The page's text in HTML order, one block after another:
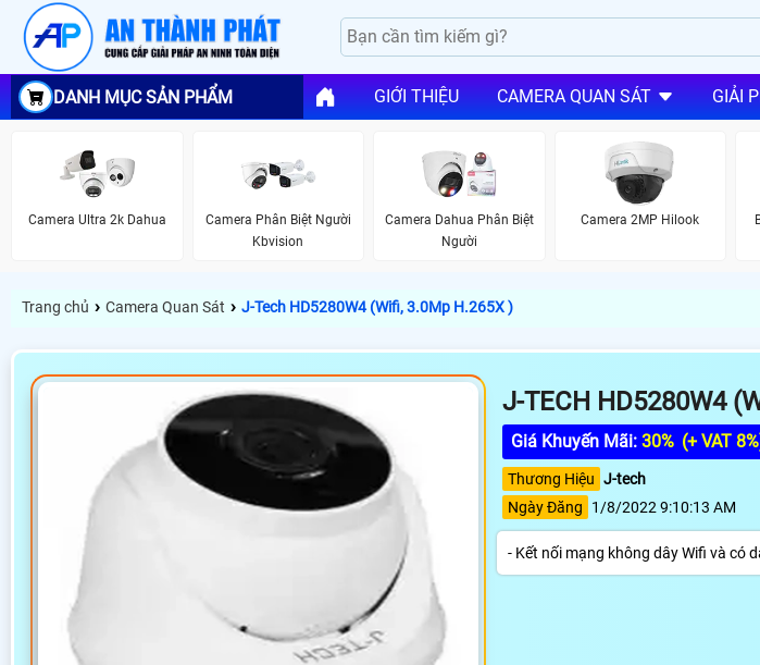
DANH MỤC SẢN PHẨM GIỚI THIỆU CAMERA QUAN SÁT GIẢI
Camera Ultra 2k Dahua
Camera Phân Biệt Người
Kbvision
Camera Dahua Phân Biệt
Người
Camera 2MP Hilook
Trang chủ › Camera Quan Sát › J-Tech HD5280W4 (Wifi, 3.0Mp H.265X )
J-TECH HD5280W4
Giá Khuyến Mãi: 30% (+ VAT
Thương Hiệu J-tech
Ngày Đăng
1/8/2022 9:10:13 AM
- Kết nối mạng không dây Wifi và có